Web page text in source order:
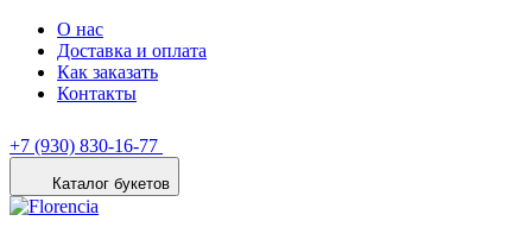
О нас
Доставка и оплата
Как заказать
Контакты
+7 (930) 830-16-77
Каталог букетов